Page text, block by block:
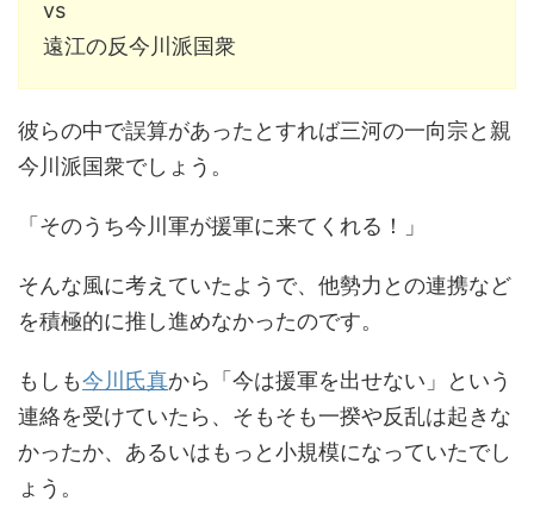
vs
遠江の反今川派国衆
彼らの中で誤算があったとすれば三河の一向宗と親
今川派国衆でしょう。
「そのうち今川軍が援軍に来てくれる！」
そんな風に考えていたようで、他勢力との連携など
を積極的に推し進めなかったのです。
もしも今川氏真から「今は援軍を出せない」という
連絡を受けていたら、そもそも一揆や反乱は起きな
かったか、あるいはもっと小規模になっていたでし
ょう。